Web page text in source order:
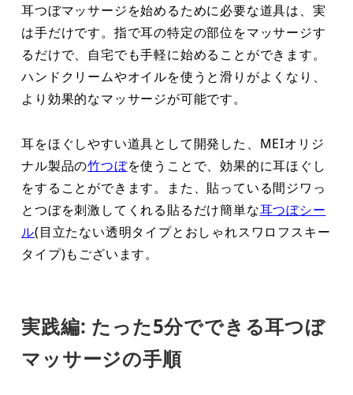
耳つぼマッサージを始めるために必要な道具は、実
は手だけです。指で耳の特定の部位をマッサージす
るだけで、自宅でも手軽に始めることができます。
ハンドクリームやオイルを使うと滑りがよくなり、
より効果的なマッサージが可能です。
耳をほぐしやすい道具として開発した、MEIオリジ
ナル製品の竹つぼを使うことで、効果的に耳ほぐし
をすることができます。また、貼っている間ジワっ
とつぼを刺激してくれる貼るだけ簡単な耳つぼシー
ル(目立たない透明タイプとおしゃれスワロフスキー
タイプ)もございます。
実践編: たった5分でできる耳つぼ
マッサージの手順